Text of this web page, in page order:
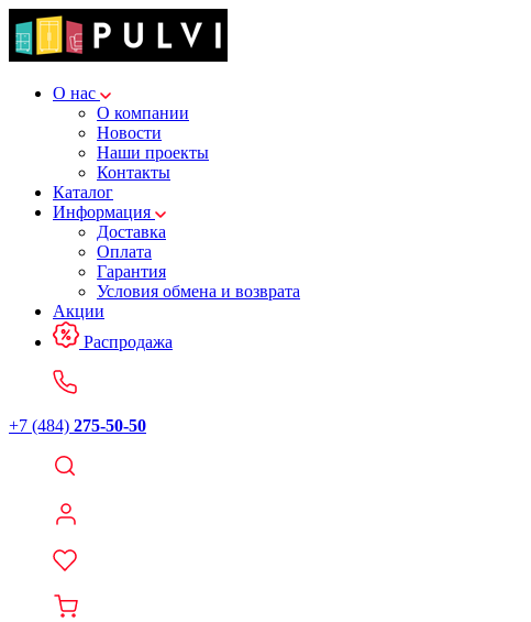
О нас
О компании
Новости
Наши проекты
Контакты
Каталог
Информация
Доставка
Оплата
Гарантия
Условия обмена и возврата
Акции
Распродажа
+7 (484) 275-50-50